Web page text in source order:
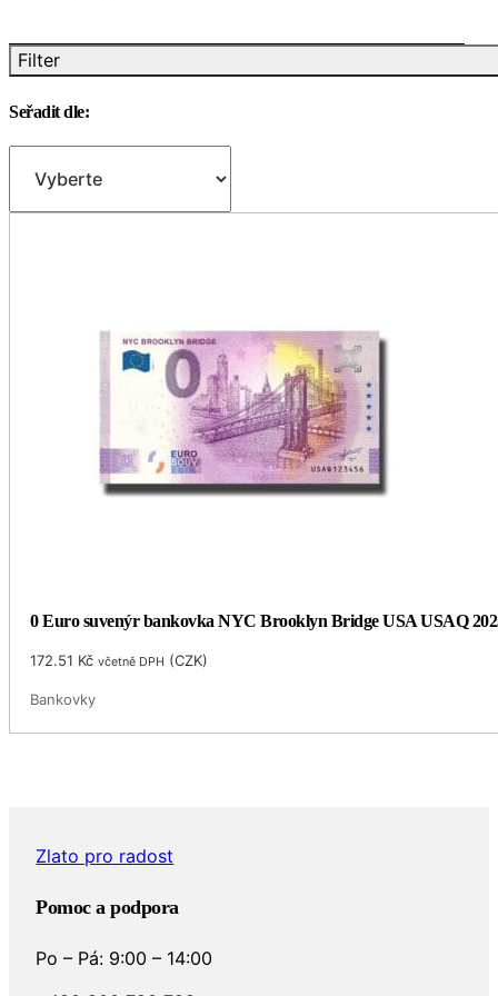
Filter
Seřadit dle:
0 Euro suvenýr bankovka NYC Brooklyn Bridge USA USAQ
172.51 Kč včetně DPH (CZK)
Bankovky
Zlato pro radost
Pomoc a podpora
Po – Pá: 9:00 – 14:00